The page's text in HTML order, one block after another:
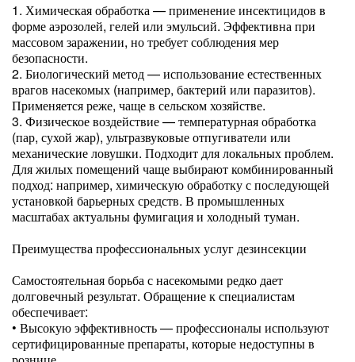
1. Химическая обработка — применение инсектицидов в
форме аэрозолей, гелей или эмульсий. Эффективна при
массовом заражении, но требует соблюдения мер
безопасности.
2. Биологический метод — использование естественных
врагов насекомых (например, бактерий или паразитов).
Применяется реже, чаще в сельском хозяйстве.
3. Физическое воздействие — температурная обработка
(пар, сухой жар), ультразвуковые отпугиватели или
механические ловушки. Подходит для локальных проблем.
Для жилых помещений чаще выбирают комбинированный
подход: например, химическую обработку с последующей
установкой барьерных средств. В промышленных
масштабах актуальны фумигация и холодный туман.
Преимущества профессиональных услуг дезинсекции
Самостоятельная борьба с насекомыми редко дает
долговечный результат. Обращение к специалистам
обеспечивает:
• Высокую эффективность — профессионалы используют
сертифицированные препараты, которые недоступны в